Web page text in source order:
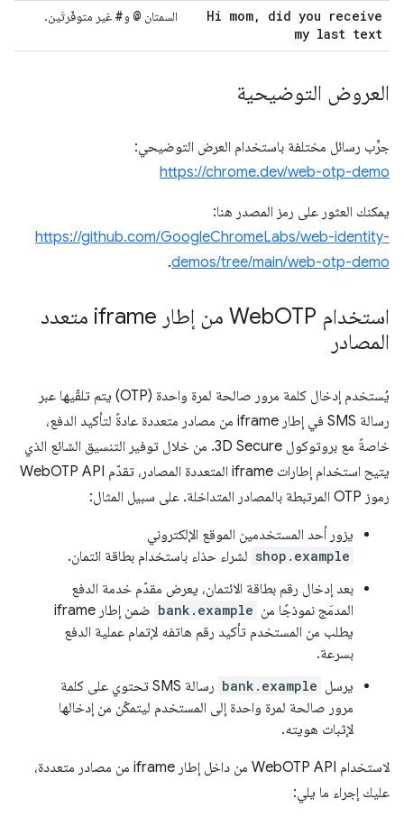
Hi mom,
did you receive
my last text
السمتان @ و# غير متوفّرتَين.
العروض التوضيحية
جرِّب رسائل مختلفة باستخدام العرض التوضيحي:
https://chrome.dev/web-otp-demo
يمكنك العثور على رمز المصدر هنا:
https://github.com/GoogleChromeLabs/web-identity-
demos/tree/main/web-otp-demo
.
استخدام Web
OTP من إطار iframe متعدد
المصادر
يُستخدم إدخال كلمة مرور صالحة لمرة واحدة (OTP) يتم تلقّيها عبر
رسالة SMS في إطار iframe من مصادر متعددة عادةً لتأكيد الدفع،
خاصةً مع بروتوكول 3D Secure. من خلال توفير التنسيق الشائع الذي
يتيح استخدام إطارات iframe المتعددة المصادر، تقدّم WebOTP API
رموز OTP المرتبطة بالمصادر المتداخلة. على سبيل المثال:
يزور أحد المستخدمين الموقع الإلكتروني
shop.example لشراء حذاء باستخدام بطاقة ائتمان.
بعد إدخال رقم بطاقة الائتمان، يعرض مقدّم خدمة الدفع
المدمَج نموذجًا من bank.example
ضمن إطار iframe
يطلب من المستخدم تأكيد رقم هاتفه لإتمام عملية الدفع
بسرعة.
يرسل bank.example
رسالة SMS تحتوي على كلمة
مرور صالحة لمرة واحدة إلى المستخدم ليتمكّن من إدخالها
لإثبات هويته.
لاستخدام WebOTP API من داخل إطار iframe من مصادر متعددة،
عليك إجراء ما يلي: